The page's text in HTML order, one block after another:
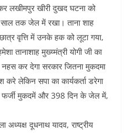
लखीमपुर खीरी दुखद घटना को
तक जेल में रखा। ताना शाह
वृत्ति में उनके हक को लूटा गया,
तानाशाह मुख्य्मंत्री योगी जी का
कर देगा सरकार जितना मुकदमा
करे लेकिन सपा का कार्यकर्ता डरेगा
फर्जी मुकदमें और 398 दिन के जेल में,
अध्यक्ष दूधनाथ यादव, राष्ट्रीय